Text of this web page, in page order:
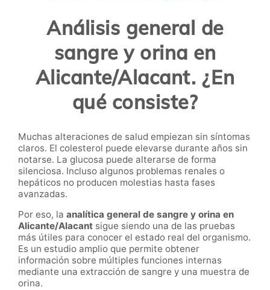
Análisis general de
sangre y orina en
Alicante/Alacant. ¿En
qué consiste?
Muchas alteraciones de salud empiezan sin síntomas
claros. El colesterol puede elevarse durante años sin
notarse. La glucosa puede alterarse de forma
silenciosa. Incluso algunos problemas renales o
hepáticos no producen molestias hasta fases
avanzadas.
Por eso, la analítica general de sangre y orina en
Alicante/Alacant sigue siendo una de las pruebas
más útiles para conocer el estado real del organismo.
Es un estudio amplio que permite obtener
información sobre múltiples funciones internas
mediante una extracción de sangre y una muestra de
orina.